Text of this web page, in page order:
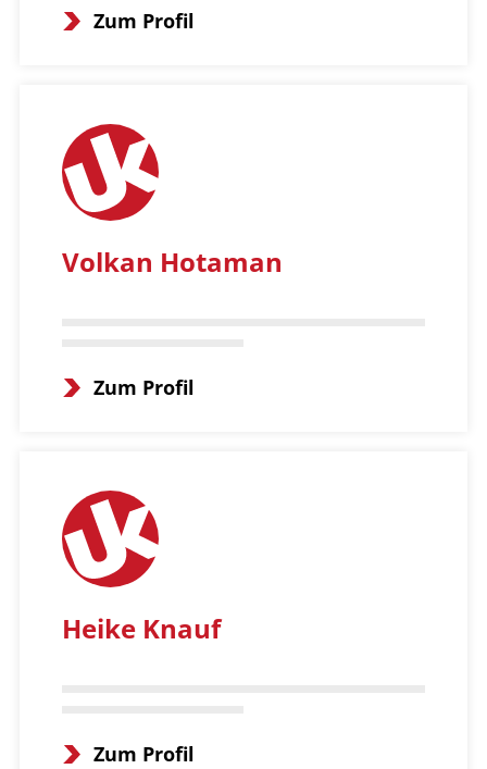
Zum Profil
Volkan Hotaman
Zum Profil
Heike Knauf
Zum Profil